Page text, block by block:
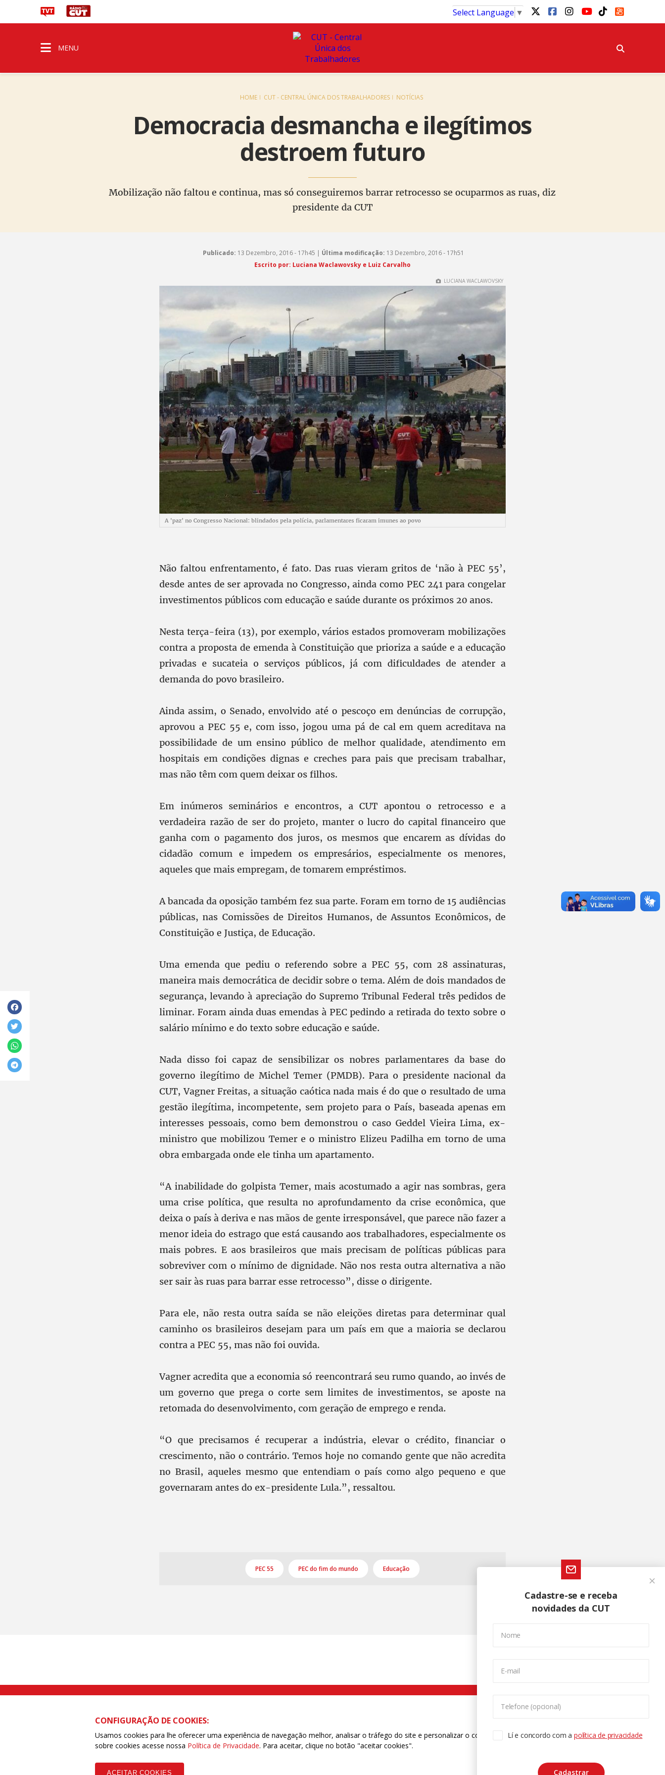
Select Language ▼
MENU
HOME CUT - CENTRAL ÚNICA DOS TRABALHADORES NOTÍCIAS
Democracia desmancha e ilegítimos
destroem futuro
Mobilização não faltou e continua, mas só conseguiremos barrar retrocesso se ocuparmos as ruas, diz
presidente da CUT
Publicado: 13 Dezembro, 2016 - 17h45 | Última modificação: 13 Dezembro, 2016 - 17h51
Escrito por: Luciana Waclawovsky e Luiz Carvalho
LUCIANA WACLAWOVSKY
A 'paz' no Congresso Nacional: blindados pela polícia, parlamentares ficaram imunes ao povo
Não faltou enfrentamento, é fato. Das ruas vieram gritos de ‘não à PEC 55’,
desde antes de ser aprovada no Congresso, ainda como PEC 241 para congelar
investimentos públicos com educação e saúde durante os próximos 20 anos.
Nesta terça-feira (13), por exemplo, vários estados promoveram mobilizações
contra a proposta de emenda à Constituição que prioriza a saúde e a educação
privadas e sucateia o serviços públicos, já com dificuldades de atender a
demanda do povo brasileiro.
Ainda assim, o Senado, envolvido até o pescoço em denúncias de corrupção,
aprovou a PEC 55 e, com isso, jogou uma pá de cal em quem acreditava na
possibilidade de um ensino público de melhor qualidade, atendimento em
hospitais em condições dignas e creches para pais que precisam trabalhar,
mas não têm com quem deixar os filhos.
Em inúmeros seminários e encontros, a CUT apontou o retrocesso e a
verdadeira razão de ser do projeto, manter o lucro do capital financeiro que
ganha com o pagamento dos juros, os mesmos que encarem as dívidas do
cidadão comum e impedem os empresários, especialmente os menores,
aqueles que mais empregam, de tomarem empréstimos.
A bancada da oposição também fez sua parte. Foram em torno de 15 audiências
públicas, nas Comissões de Direitos Humanos, de Assuntos Econômicos, de
Constituição e Justiça, de Educação.
Uma emenda que pediu o referendo sobre a PEC 55, com 28 assinaturas,
maneira mais democrática de decidir sobre o tema. Além de dois mandados de
segurança, levando à apreciação do Supremo Tribunal Federal três pedidos de
liminar. Foram ainda duas emendas à PEC pedindo a retirada do texto sobre o
salário mínimo e do texto sobre educação e saúde.
Nada disso foi capaz de sensibilizar os nobres parlamentares da base do
governo ilegítimo de Michel Temer (PMDB). Para o presidente nacional da
CUT, Vagner Freitas, a situação caótica nada mais é do que o resultado de uma
gestão ilegítima, incompetente, sem projeto para o País, baseada apenas em
interesses pessoais, como bem demonstrou o caso Geddel Vieira Lima, ex-
ministro que mobilizou Temer e o ministro Elizeu Padilha em torno de uma
obra embargada onde ele tinha um apartamento.
“A inabilidade do golpista Temer, mais acostumado a agir nas sombras, gera
uma crise política, que resulta no aprofundamento da crise econômica, que
deixa o país à deriva e nas mãos de gente irresponsável, que parece não fazer a
menor ideia do estrago que está causando aos trabalhadores, especialmente os
mais pobres. E aos brasileiros que mais precisam de políticas públicas para
sobreviver com o mínimo de dignidade. Não nos resta outra alternativa a não
ser sair às ruas para barrar esse retrocesso”, disse o dirigente.
Para ele, não resta outra saída se não eleições diretas para determinar qual
caminho os brasileiros desejam para um país em que a maioria se declarou
contra a PEC 55, mas não foi ouvida.
Vagner acredita que a economia só reencontrará seu rumo quando, ao invés de
um governo que prega o corte sem limites de investimentos, se aposte na
retomada do desenvolvimento, com geração de emprego e renda.
“O que precisamos é recuperar a indústria, elevar o crédito, financiar o
crescimento, não o contrário. Temos hoje no comando gente que não acredita
no Brasil, aqueles mesmo que entendiam o país como algo pequeno e que
governaram antes do ex-presidente Lula.”, ressaltou.
PEC 55 PEC do fim do mundo Educação
Cadastre-se e receba
novidades da CUT
Nome
E-mail
Telefone (opcional)
Lí e concordo com apolítica de privacidade
Cadastrar
Rua Caetano Pinto nº 575 CEP 03041-000 Brás, São Paulo/SP | Telefone (11) 2108 9200 - Fax (11) 2108 9310
Copyleft CUT Central Única dos Trabalhadores 3.960 - Entidades Filiadas | 7.933.029 - Trabalhadores(as) Associados | 25.831.443 - Trabalhadores(as) na Base
CONFIGURAÇÃO DE COOKIES:
Usamos cookies para lhe oferecer uma experiência de navegação melhor, analisar o tráfego do site e personalizar o conteúdo. Para saber mais
sobre cookies acesse nossa Política de Privacidade. Para aceitar, clique no botão "aceitar cookies".
ACEITAR COOKIES